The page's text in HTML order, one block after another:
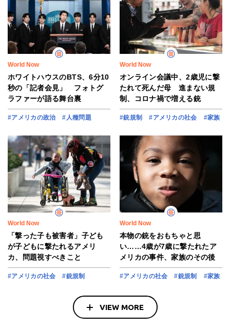
World Now
ホワイトハウスのBTS、6分10
秒の「記者会見」 フォトグ
ラファーが語る舞台裏
#アメリカの政治 #人種問題
World Now
オンライン会議中、2歳児に撃
たれて死んだ母 進まない規
制、コロナ禍で増える銃
#銃規制 #アメリカの社会 #家族
World Now
「撃った子も被害者」子ども
が子どもに撃たれるアメリ
カ、問題視すべきこと
#アメリカの社会 #銃規制
World Now
本物の銃をおもちゃと思
い……4歳が7歳に撃たれたア
メリカの事件、家族のその後
#アメリカの社会 #銃規制 #家族
VIEW MORE